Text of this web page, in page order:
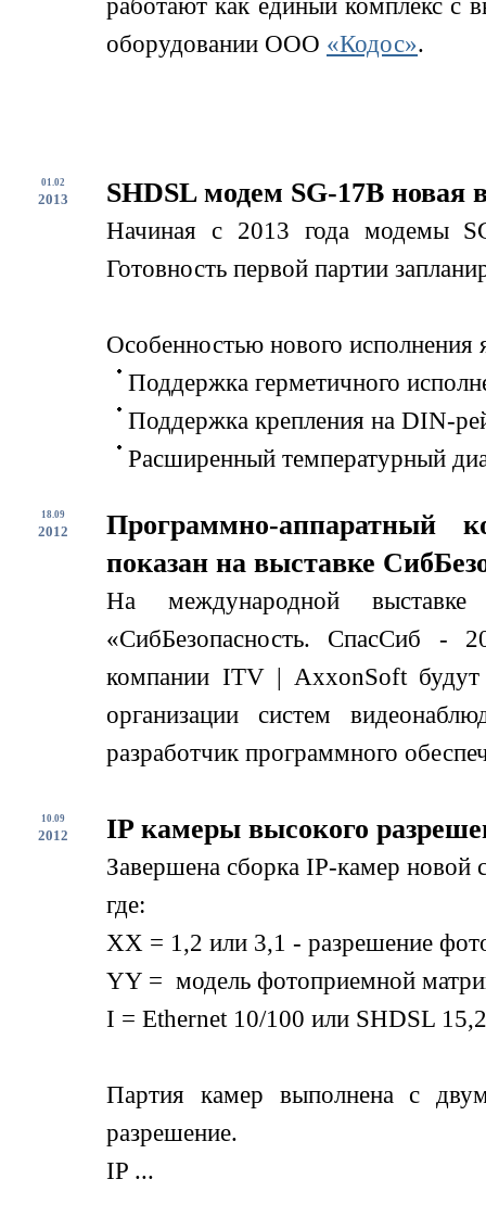
работают как единый комплекс с
оборудовании ООО «Кодос».
01.02
2013 SHDSL модем SG-17B
Начиная с 2013 года модемы
Готовность первой партии
Особенностью нового исполнения
Поддержка герметичного
Поддержка крепления на DIN-
Расширенный температурный
18.09
2012
Программно-аппаратный
показан на выставке
На международной
«СибБезопасность. СпасСиб -
компании ITV | AxxonSoft будут
организации систем
разработчик программного
10.09
2012 IP камеры высокого
Завершена сборка IP-камер
где:
XX = 1,2 или 3,1 - разрешение
YY = модель фотоприемной
I = Ethernet 10/100 или SHDSL
Партия камер выполнена с
разрешение.
IP ...